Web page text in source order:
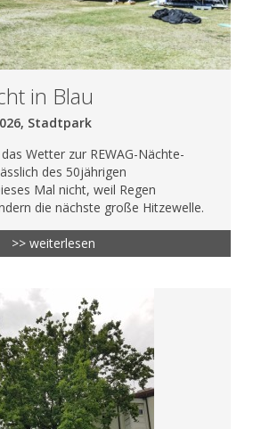
in Blau
Stadtpark
Wetter zur REWAG-Nächte-
des 50jährigen
Mal nicht, weil Regen
die nächste große Hitzewelle.
>> weiterlesen